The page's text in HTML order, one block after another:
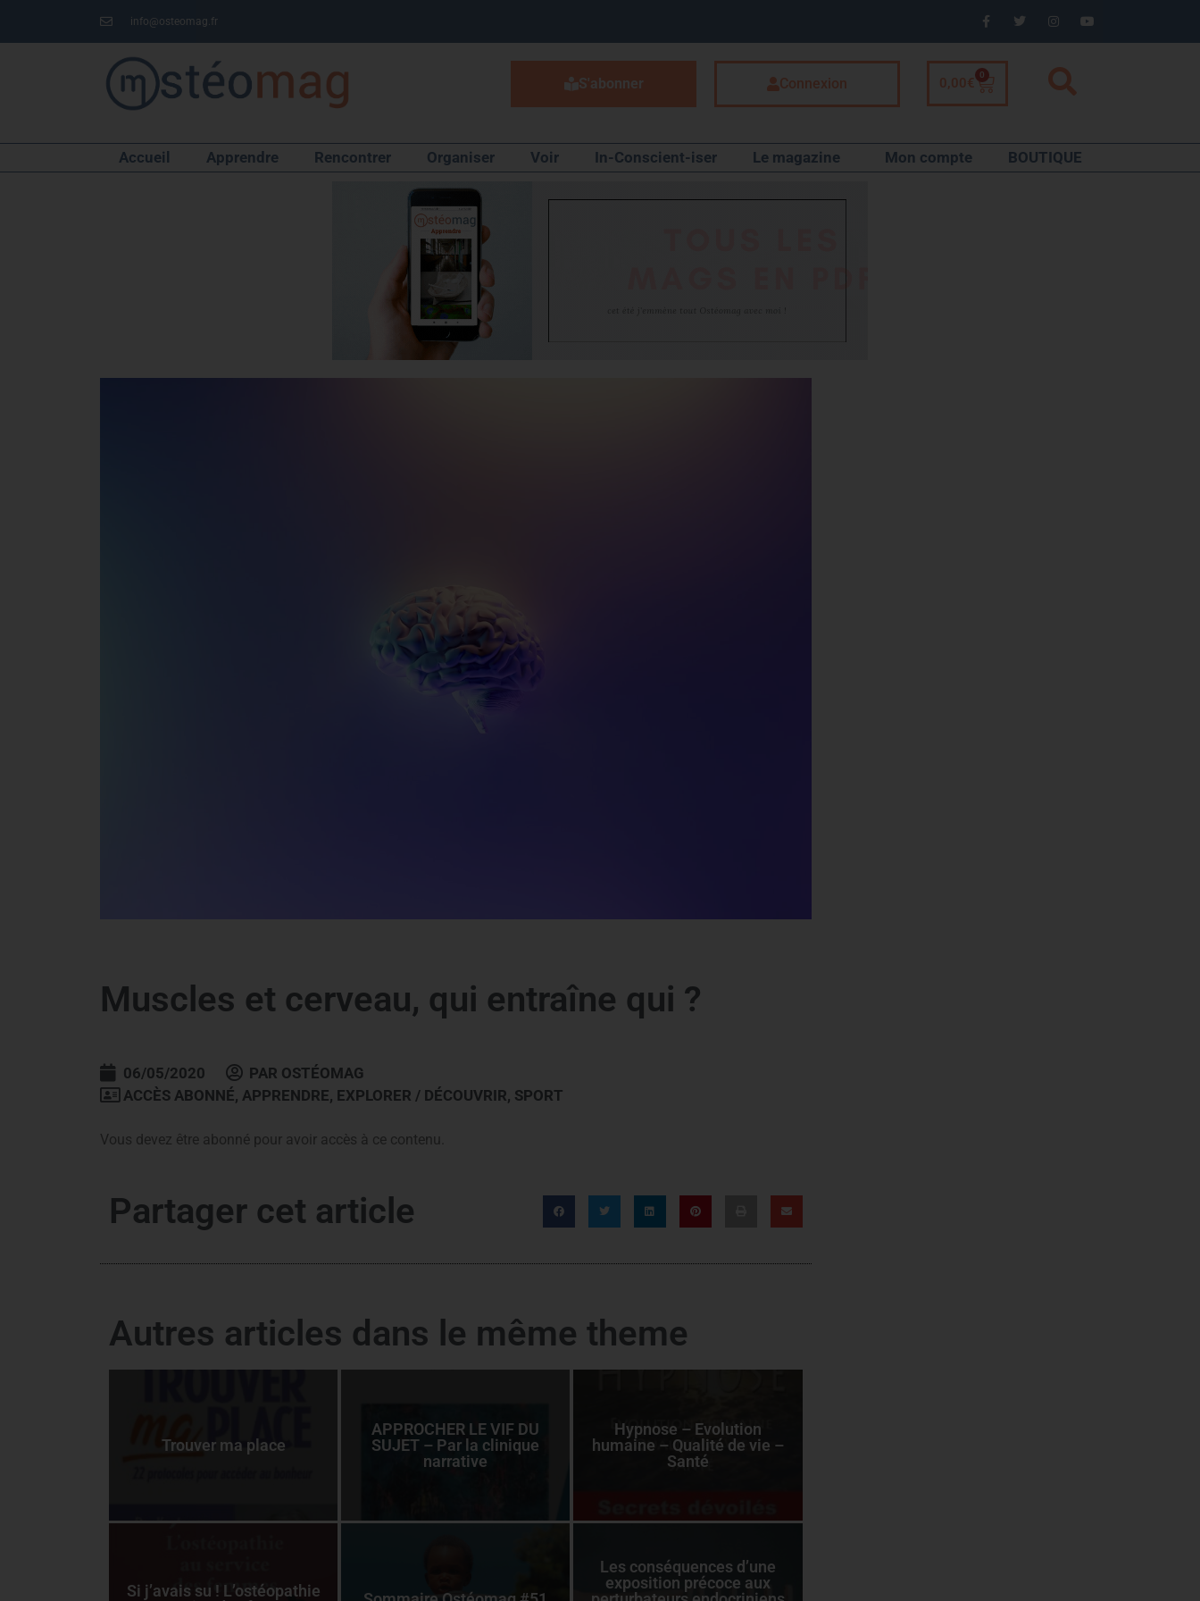
info@osteomag.fr
S'abonner Connexion 0,00€
0
Accueil Apprendre Rencontrer Organiser Voir In-Conscient-iser Le magazine Mon compte BOUTIQUE
Muscles et cerveau, qui entraîne qui ?
06/05/2020 PAR OSTÉOMAG
ACCÈS ABONNÉ, APPRENDRE, EXPLORER / DÉCOUVRIR, SPORT
Vous devez être abonné pour avoir accès à ce contenu.
Partager cet article
Autres articles dans le même theme
Trouver ma place
APPROCHER LE VIF DU
SUJET – Par la clinique
narrative
Hypnose – Evolution
humaine – Qualité de vie –
Santé
Si j’avais su ! L’ostéopathie
Les conséquences d’une
exposition précoce aux